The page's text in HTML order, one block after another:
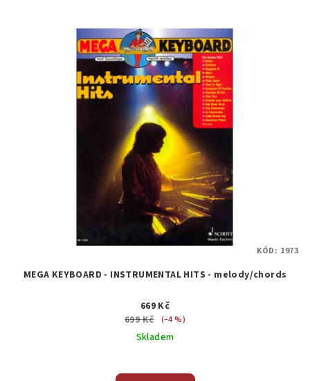
MEGA KEYBOARD - INSTRUMENTAL HITS - melody/chords
669 Kč
699 Kč
(–4 %)
Skladem
KÓD: 1973